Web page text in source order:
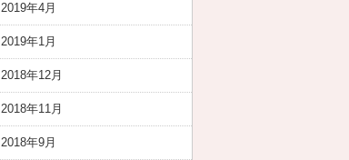
2019年4月
2019年1月
2018年12月
2018年11月
2018年9月